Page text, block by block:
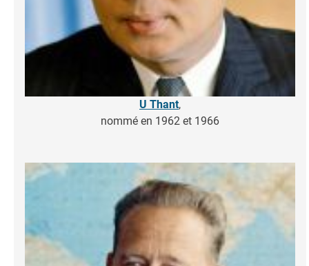
U Thant,
nommé en 1962 et 1966
Image